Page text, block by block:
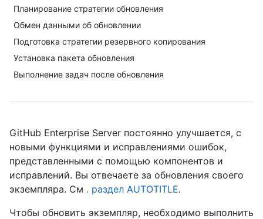
Планирование стратегии обновления
Обмен данными об обновлении
Подготовка стратегии резервного копирования
Установка пакета обновления
Выполнение задач после обновления
GitHub Enterprise Server постоянно улучшается, с
новыми функциями и исправлениями ошибок,
представленными с помощью компонентов и
исправлений. Вы отвечаете за обновления своего
экземпляра. См . раздел AUTOTITLE.
Чтобы обновить экземпляр, необходимо выполнить